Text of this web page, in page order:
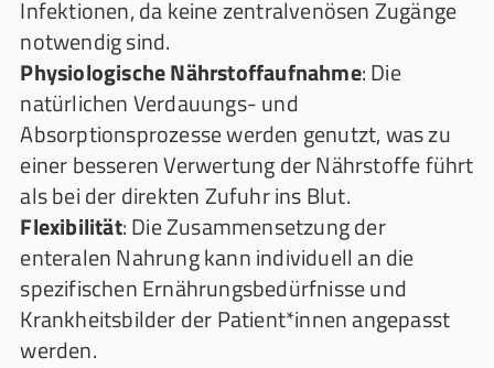
Infektionen, da keine zentralvenösen Zugänge
notwendig sind.
Physiologische Nährstoffaufnahme: Die
natürlichen Verdauungs- und
Absorptionsprozesse werden genutzt, was zu
einer besseren Verwertung der Nährstoffe führt
als bei der direkten Zufuhr ins Blut.
Flexibilität: Die Zusammensetzung der
enteralen Nahrung kann individuell an die
spezifischen Ernährungsbedürfnisse und
Krankheitsbilder der Patient*innen angepasst
werden.